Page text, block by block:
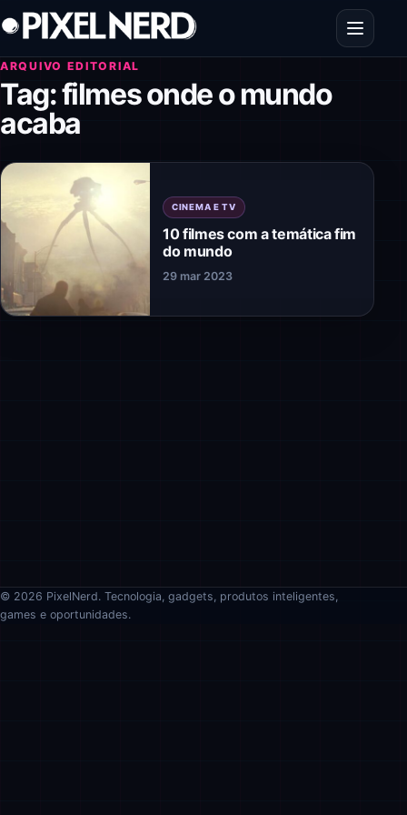
Pular para o conteúdo
Abrir
ARQUIVO EDITORIAL
Tag:filmes onde o mundo
acaba
CINEMA E TV
10 filmes com a temática fim
do mundo
29 mar 2023
© 2026 PixelNerd. Tecnologia, gadgets, produtos inteligentes,
games e oportunidades.